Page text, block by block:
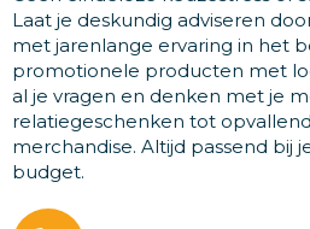
Laat je deskundig adviseren
met jarenlange ervaring in het
promotionele producten met
al je vragen en denken met je
relatiegeschenken tot
merchandise. Altijd passend bij
budget.